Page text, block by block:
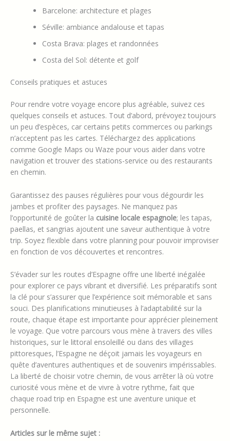
Barcelone: architecture et plages
Séville: ambiance andalouse et tapas
Costa Brava: plages et randonnées
Costa del Sol: détente et golf
Conseils pratiques et astuces
Pour rendre votre voyage encore plus agréable, suivez ces
quelques conseils et astuces. Tout d’abord, prévoyez toujours
un peu d’espèces, car certains petits commerces ou parkings
n’acceptent pas les cartes. Téléchargez des applications
comme Google Maps ou Waze pour vous aider dans votre
navigation et trouver des stations-service ou des restaurants
en chemin.
Garantissez des pauses régulières pour vous dégourdir les
jambes et profiter des paysages. Ne manquez pas
l’opportunité de goûter la cuisine locale espagnole; les tapas,
paellas, et sangrias ajoutent une saveur authentique à votre
trip. Soyez flexible dans votre planning pour pouvoir improviser
en fonction de vos découvertes et rencontres.
S’évader sur les routes d’Espagne offre une liberté inégalée
pour explorer ce pays vibrant et diversifié. Les préparatifs sont
la clé pour s’assurer que l’expérience soit mémorable et sans
souci. Des planifications minutieuses à l’adaptabilité sur la
route, chaque étape est importante pour apprécier pleinement
le voyage. Que votre parcours vous mène à travers des villes
historiques, sur le littoral ensoleillé ou dans des villages
pittoresques, l’Espagne ne déçoit jamais les voyageurs en
quête d’aventures authentiques et de souvenirs impérissables.
La liberté de choisir votre chemin, de vous arrêter là où votre
curiosité vous mène et de vivre à votre rythme, fait que
chaque road trip en Espagne est une aventure unique et
personnelle.
Articles sur le même sujet :